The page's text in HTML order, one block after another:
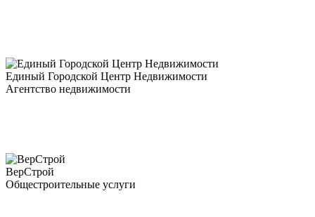
Единый Городской Центр Недвижимости
Агентство недвижимости
ВерСтрой
Общестроительные услуги